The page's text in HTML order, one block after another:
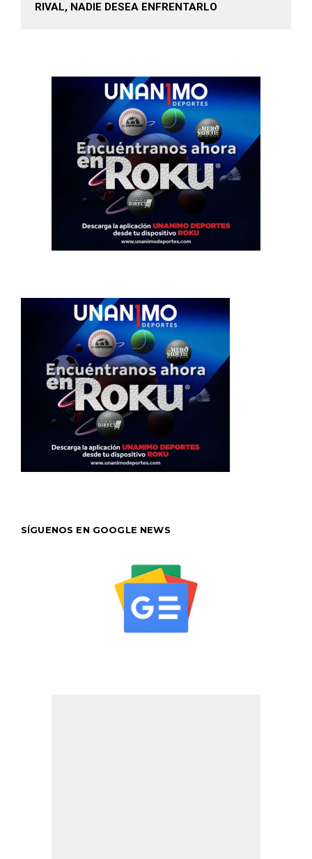
RIVAL, NADIE DESEA ENFRENTARLO
SÍGUENOS EN GOOGLE NEWS